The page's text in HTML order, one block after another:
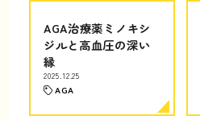
AGA治療薬ミノキシ
ジルと高血圧の深い
縁
2025.12.25
AGA